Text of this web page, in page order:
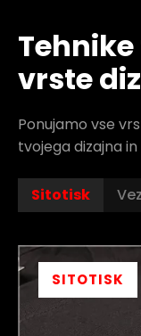
vrste
Ponujamo vse
tvojega dizajna
Sitotisk
SITOTISK